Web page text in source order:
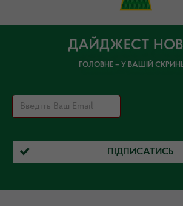
ДАЙДЖЕСТ
ГОЛОВНЕ – У ВАШІЙ
ПІДПИСАТИСЬ